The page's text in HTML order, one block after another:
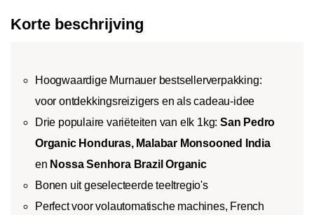
Korte beschrijving
Hoogwaardige Murnauer bestsellerverpakking:
voor ontdekkingsreizigers en als cadeau-idee
Drie populaire variëteiten van elk 1kg: San Pedro
Organic Honduras, Malabar Monsooned India
en Nossa Senhora Brazil Organic
Bonen uit geselecteerde teeltregio's
Perfect voor volautomatische machines, French